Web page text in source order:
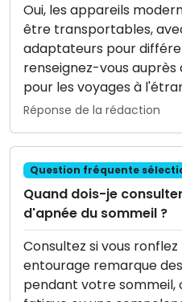
Oui, les appareils
être transportables,
adaptateurs pour
renseignez-vous
pour les voyages à
Réponse de la rédaction
Question fréquente
Quand dois-je
d'apnée du sommeil ?
Consultez si vous
entourage remarque
pendant votre sommeil,